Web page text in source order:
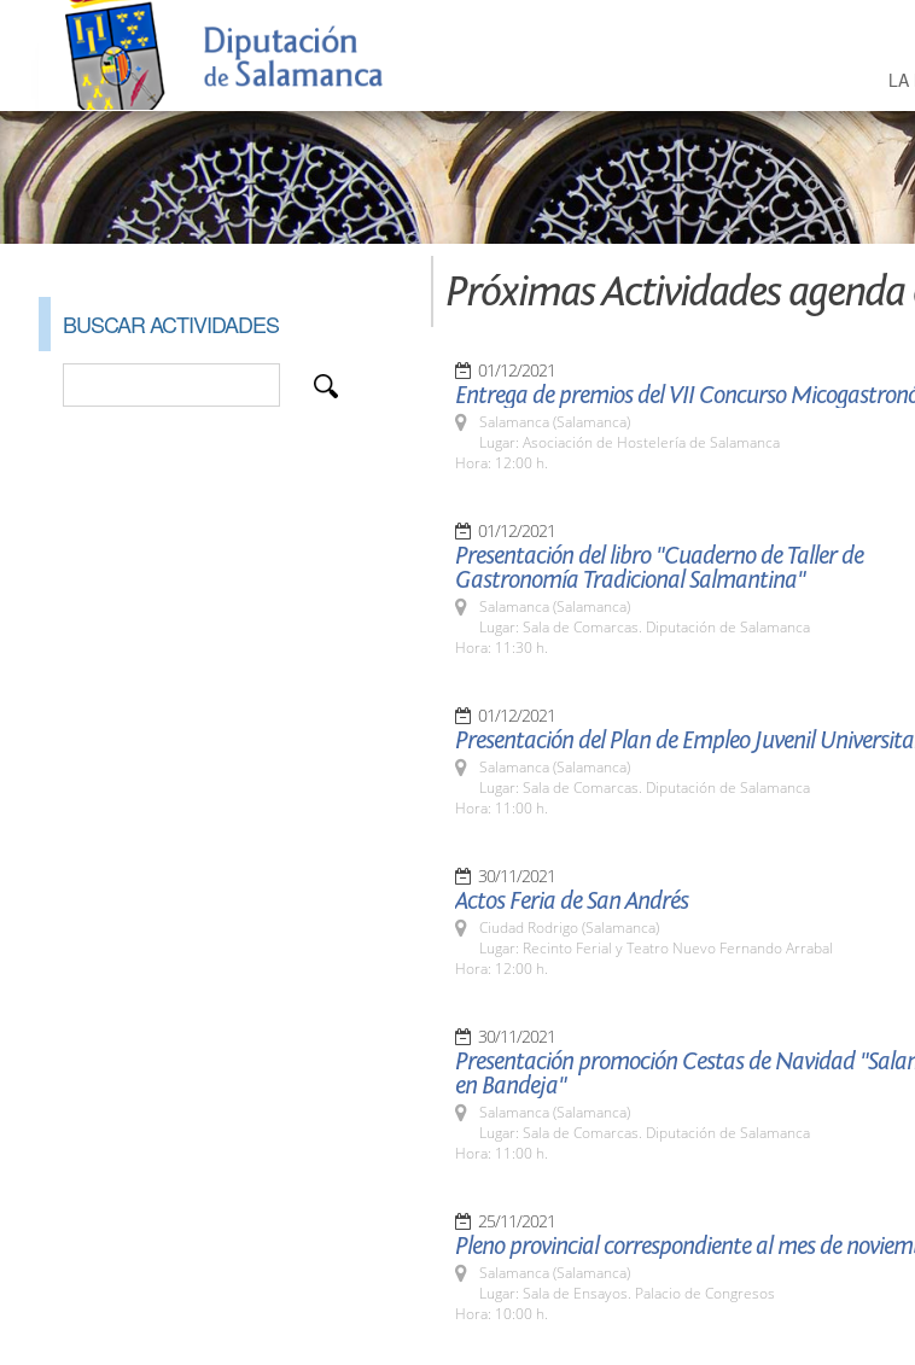
LA
BUSCAR ACTIVIDADES
Próximas Actividades
01/12/2021
Entrega de premios del VII Concurso
Salamanca (Salamanca)
Lugar: Asociación de Hostelería de Salamanca
Hora: 12:00 h.
01/12/2021
Presentación del libro "Cuaderno de Taller de
Gastronomía Tradicional Salmantina"
Salamanca (Salamanca)
Lugar: Sala de Comarcas. Diputación de Salamanca
Hora: 11:30 h.
01/12/2021
Presentación del Plan de Empleo Juvenil
Salamanca (Salamanca)
Lugar: Sala de Comarcas. Diputación de Salamanca
Hora: 11:00 h.
30/11/2021
Actos Feria de San Andrés
Ciudad Rodrigo (Salamanca)
Lugar: Recinto Ferial y Teatro Nuevo Fernando Arrabal
Hora: 12:00 h.
30/11/2021
Presentación promoción Cestas de Navidad
en Bandeja"
Salamanca (Salamanca)
Lugar: Sala de Comarcas. Diputación de Salamanca
Hora: 11:00 h.
25/11/2021
Pleno provincial correspondiente al mes de
Salamanca (Salamanca)
Lugar: Sala de Ensayos. Palacio de Congresos
Hora: 10:00 h.